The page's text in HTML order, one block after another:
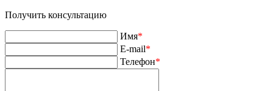
Получить консультацию
Имя*
E-mail*
Телефон*